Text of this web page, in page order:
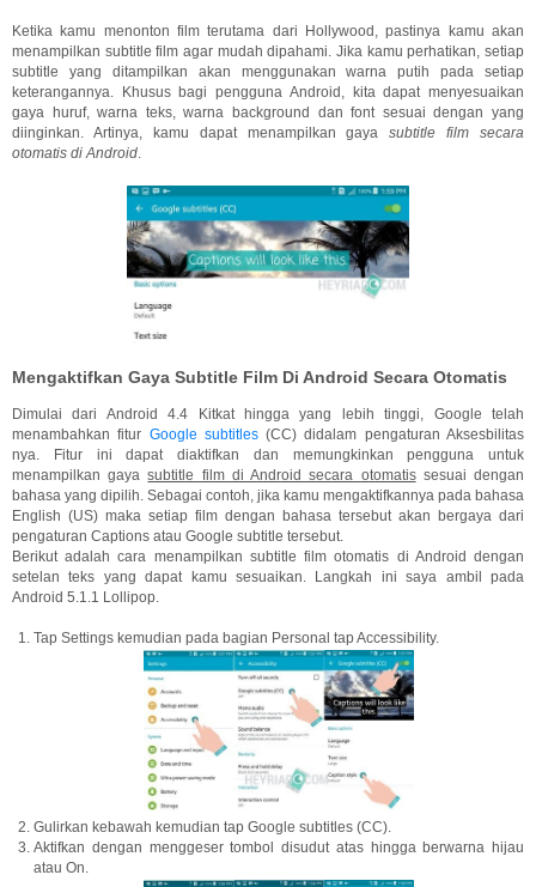
Ketika kamu menonton film terutama dari Hollywood, pastinya kamu akan
menampilkan subtitle film agar mudah dipahami. Jika kamu perhatikan, setiap
subtitle yang ditampilkan akan menggunakan warna putih pada setiap
keterangannya. Khusus bagi pengguna Android, kita dapat menyesuaikan
gaya huruf, warna teks, warna background dan font sesuai dengan yang
diinginkan. Artinya, kamu dapat menampilkan gayasubtitle film secara
otomatis di Android.
Mengaktifkan Gaya Subtitle Film Di Android Secara Otomatis
Dimulai dari Android 4.4 Kitkat hingga yang lebih tinggi, Google telah
menambahkan fitur Google subtitles(CC) didalam pengaturan Aksesbilitas
nya. Fitur ini dapat diaktifkan dan memungkinkan pengguna untuk
menampilkan gayasubtitle film di Android secara otomatissesuai dengan
bahasa yang dipilih. Sebagai contoh, jika kamu mengaktifkannya pada bahasa
English (US) maka setiap film dengan bahasa tersebut akan bergaya dari
pengaturan Captions atau Google subtitle tersebut.
Berikut adalah cara menampilkan subtitle film otomatis di Android dengan
setelan teks yang dapat kamu sesuaikan. Langkah ini saya ambil pada
Android 5.1.1 Lollipop.
Tap Settings kemudian pada bagian Personal tap Accessibility.
Gulirkan kebawah kemudian tap Google subtitles (CC).
Aktifkan dengan menggeser tombol disudut atas hingga berwarna hijau
atau On.